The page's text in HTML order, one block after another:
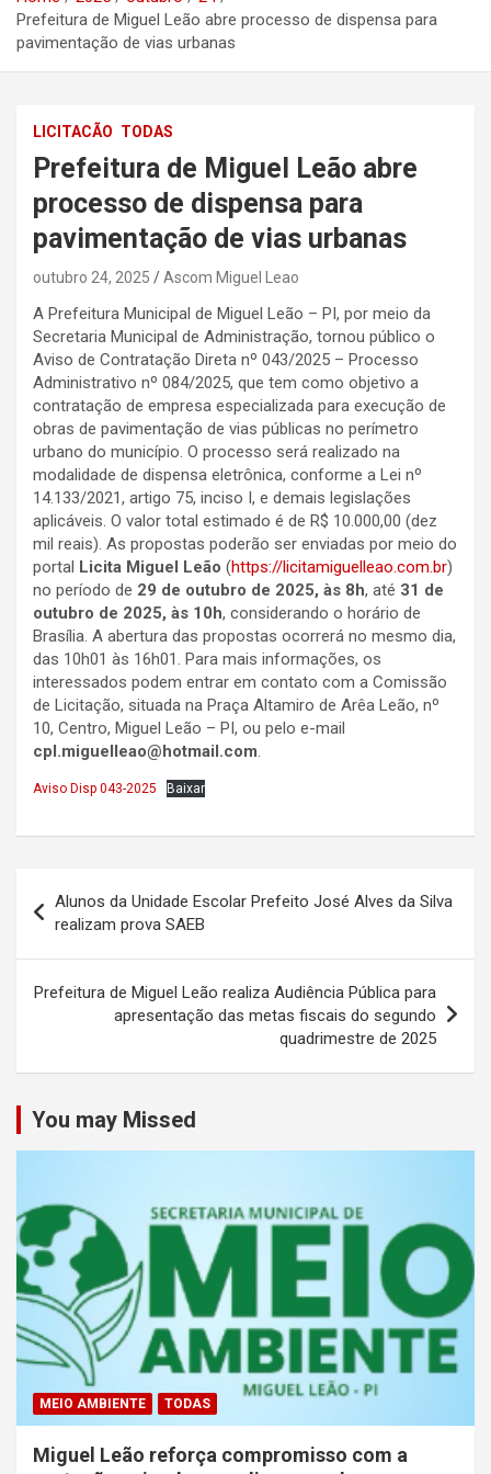
Prefeitura de Miguel Leão abre processo de dispensa para
pavimentação de vias urbanas
LICITACÃO TODAS
Prefeitura de Miguel Leão abre
processo de dispensa para
pavimentação de vias urbanas
outubro 24, 2025 Ascom Miguel Leao
A Prefeitura Municipal de Miguel Leão – PI, por meio da
Secretaria Municipal de Administração, tornou público o
Aviso de Contratação Direta nº 043/2025 – Processo
Administrativo nº 084/2025, que tem como objetivo a
contratação de empresa especializada para execução de
obras de pavimentação de vias públicas no perímetro
urbano do município. O processo será realizado na
modalidade de dispensa eletrônica, conforme a Lei nº
14.133/2021, artigo 75, inciso I, e demais legislações
aplicáveis. O valor total estimado é de R$ 10.000,00 (dez
mil reais). As propostas poderão ser enviadas por meio do
portal Licita Miguel Leão (https://licitamiguelleao.com.br)
no período de 29 de outubro de 2025, às 8h, até 31 de
outubro de 2025, às 10h, considerando o horário de
Brasília. A abertura das propostas ocorrerá no mesmo dia,
das 10h01 às 16h01. Para mais informações, os
interessados podem entrar em contato com a Comissão
de Licitação, situada na Praça Altamiro de Arêa Leão, nº
10, Centro, Miguel Leão – PI, ou pelo e-mail
cpl.miguelleao@hotmail.com.
Aviso Disp 043-2025 Baixar
de
Post
Alunos da Unidade Escolar Prefeito José Alves da Silva
realizam prova SAEB
Prefeitura de Miguel Leão realiza Audiência Pública para
apresentação das metas fiscais do segundo
quadrimestre de 2025
You may Missed
MEIO AMBIENTE TODAS
Miguel Leão reforça compromisso com a